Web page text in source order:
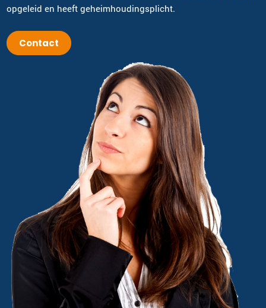
opgeleid en heeft geheimhoudingsplicht.
Contact